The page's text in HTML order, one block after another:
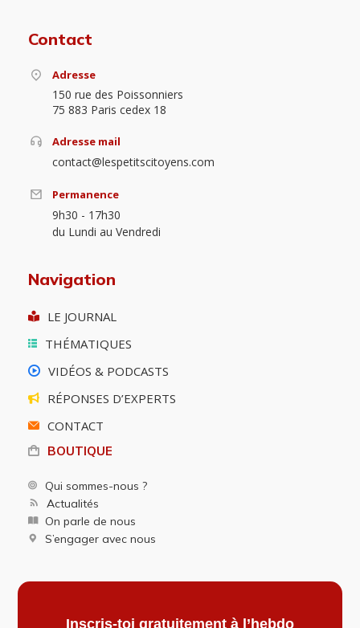
Contact
Adresse
150 rue des Poissonniers
75 883 Paris cedex 18
Adresse mail
contact@lespetitscitoyens.com
Permanence
9h30 - 17h30
du Lundi au Vendredi
Navigation
LE JOURNAL
THÉMATIQUES
VIDÉOS & PODCASTS
RÉPONSES D’EXPERTS
CONTACT
BOUTIQUE
Qui sommes-nous ?
Actualités
On parle de nous
S’engager avec nous